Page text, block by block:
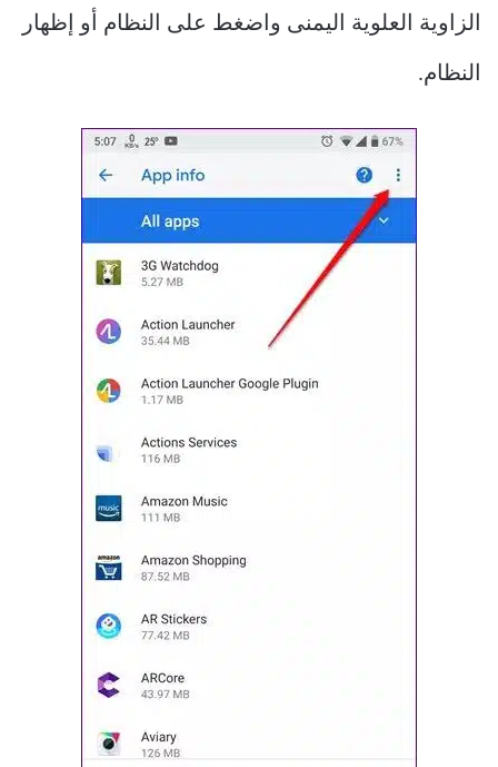
الزاوية العلوية اليمنى واضغط على النظام أو إظهار
النظام.